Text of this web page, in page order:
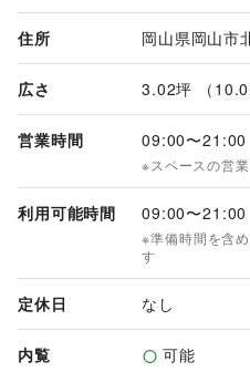
住所 岡山県岡山市
広さ 3.02坪 （
営業時間 09:00〜21:00
※スペースの営
利用可能時間 09:00〜21:00
※準備時間を含
す
定休日 なし
内覧
可能